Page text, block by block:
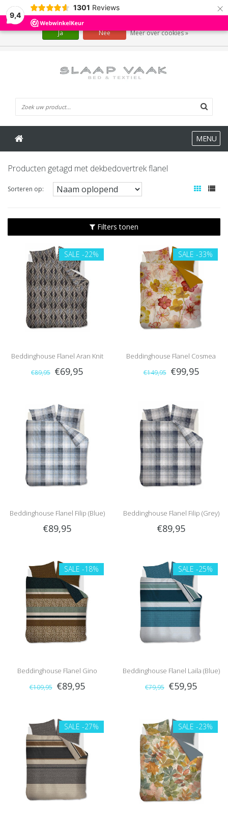
9,4
1301 Reviews ×
MENU
Producten getagd met dekbedovertrek flanel
Sorteren op:
Filters tonen
SALE -22%
Beddinghouse Flanel Aran Knit
€89,95 €69,95
SALE -33%
Beddinghouse Flanel Cosmea
€149,95 €99,95
Beddinghouse Flanel Filip (Blue)
€89,95
Beddinghouse Flanel Filip (Grey)
€89,95
SALE -18%
Beddinghouse Flanel Gino
€109,95 €89,95
SALE -25%
Beddinghouse Flanel Laila (Blue)
€79,95 €59,95
SALE -27% SALE -23%
Wij slaan cookies op om onze website te verbeteren. Is dat akkoord?
Ja Nee Meer over cookies »